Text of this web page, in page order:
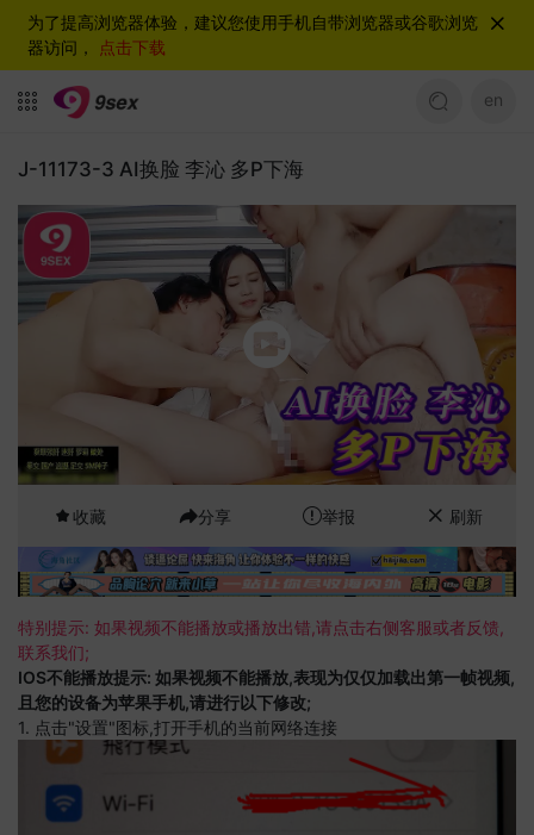
为了提高浏览器体验，建议您使用手机自带浏览器或谷歌浏览
器访问， 点击下载
en
J-11173-3 AI换脸 李沁 多P下海
收藏 分享 举报 刷新
特别提示: 如果视频不能播放或播放出错,请点击右侧客服或者反馈,
联系我们;
IOS不能播放提示: 如果视频不能播放,表现为仅仅加载出第一帧视频,
且您的设备为苹果手机,请进行以下修改;
1. 点击"设置"图标,打开手机的当前网络连接